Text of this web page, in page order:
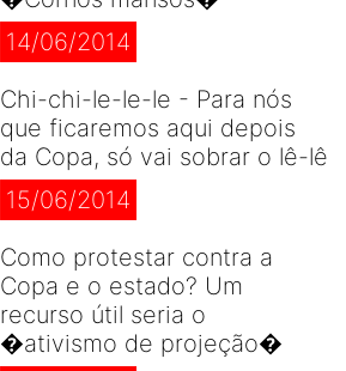
14/06/2014
Chi-chi-le-le-le - Para nós
que ficaremos aqui depois
da Copa, só vai sobrar o lê-lê
15/06/2014
Como protestar contra a
Copa e o estado? Um
recurso útil seria o
�ativismo de projeção�